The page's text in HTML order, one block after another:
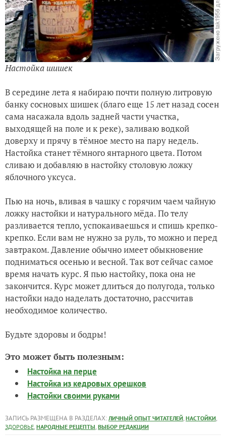
Настойка шишек
В середине лета я набираю почти полную литровую
банку сосновых шишек (благо еще 15 лет назад сосен
сама насажала вдоль задней части участка,
выходящей на поле и к реке), заливаю водкой
доверху и прячу в тёмное место на пару недель.
Настойка станет тёмного янтарного цвета. Потом
сливаю и добавляю в настойку столовую ложку
яблочного уксуса.
Пью на ночь, вливая в чашку с горячим чаем чайную
ложку настойки и натурального мёда. По телу
разливается тепло, успокаиваешься и спишь крепко-
крепко. Если вам не нужно за руль, то можно и перед
завтраком. Давление обычно имеет обыкновение
подниматься осенью и весной. Так вот сейчас самое
время начать курс. Я пью настойку, пока она не
закончится. Курс может длиться до полугода, только
настойки надо наделать достаточно, рассчитав
необходимое количество.
Будьте здоровы и бодры!
Это может быть полезным:
Настойка на перце
Настойка из кедровых орешков
Настойки своими руками
ЗАПИСЬ РАЗМЕЩЕНА В РАЗДЕЛАХ: ЛИЧНЫЙ ОПЫТ ЧИТАТЕЛЕЙ, НАСТОЙКИ,
ЗДОРОВЬЕ, НАРОДНЫЕ РЕЦЕПТЫ, ВЫБОР РЕДАКЦИИ